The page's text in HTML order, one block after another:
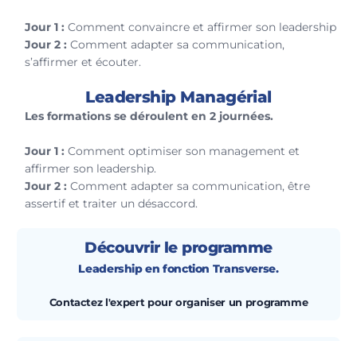
Jour 1 : Comment convaincre et affirmer son leadership
Jour 2 : Comment adapter sa communication,
s’affirmer et écouter.
Leadership Managérial
Les formations se déroulent en 2 journées.
Jour 1 : Comment optimiser son management et
affirmer son leadership.
Jour 2 : Comment adapter sa communication, être
assertif et traiter un désaccord.
Découvrir le programme
Leadership en fonction Transverse.
Contactez l'expert pour organiser un programme